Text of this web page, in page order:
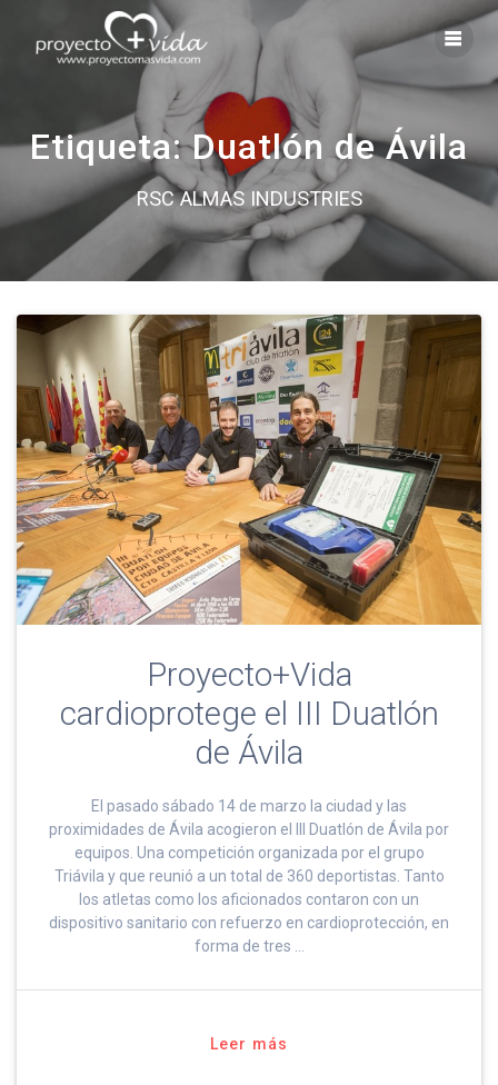
contenido
Etiqueta:Duatlón de Ávila
RSC ALMAS INDUSTRIES
Proyecto+Vida
cardioprotege el III Duatlón
de Ávila
El pasado sábado 14 de marzo la ciudad y las
proximidades de Ávila acogieron el III Duatlón de Ávila por
equipos. Una competición organizada por el grupo
Triávila y que reunió a un total de 360 deportistas. Tanto
los atletas como los aficionados contaron con un
dispositivo sanitario con refuerzo en cardioprotección, en
forma de tres …
Leer más